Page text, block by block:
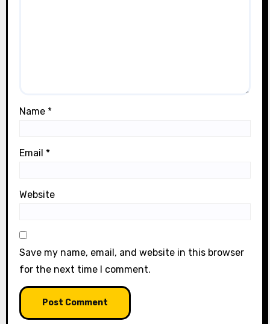
Name *
Email *
Website
Save my name, email, and website in this browser
for the next time I comment.